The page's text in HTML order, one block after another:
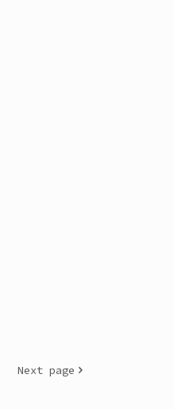
Next page